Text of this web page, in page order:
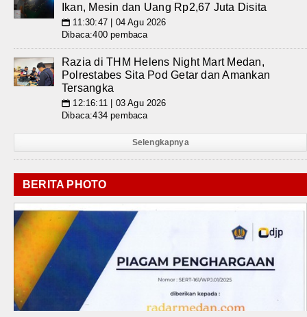
Ikan, Mesin dan Uang Rp2,67 Juta Disita
📅 11:30:47 | 04 Agu 2026
Dibaca:400 pembaca
Razia di THM Helens Night Mart Medan,
Polrestabes Sita Pod Getar dan Amankan
Tersangka
📅 12:16:11 | 03 Agu 2026
Dibaca:434 pembaca
Selengkapnya
BERITA PHOTO